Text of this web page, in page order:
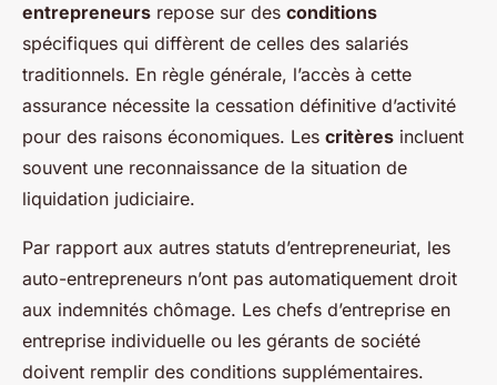
entrepreneurs repose sur des conditions
spécifiques qui diffèrent de celles des salariés
traditionnels. En règle générale, l’accès à cette
assurance nécessite la cessation définitive d’activité
pour des raisons économiques. Les critères incluent
souvent une reconnaissance de la situation de
liquidation judiciaire.
Par rapport aux autres statuts d’entrepreneuriat, les
auto-entrepreneurs n’ont pas automatiquement droit
aux indemnités chômage. Les chefs d’entreprise en
entreprise individuelle ou les gérants de société
doivent remplir des conditions supplémentaires.